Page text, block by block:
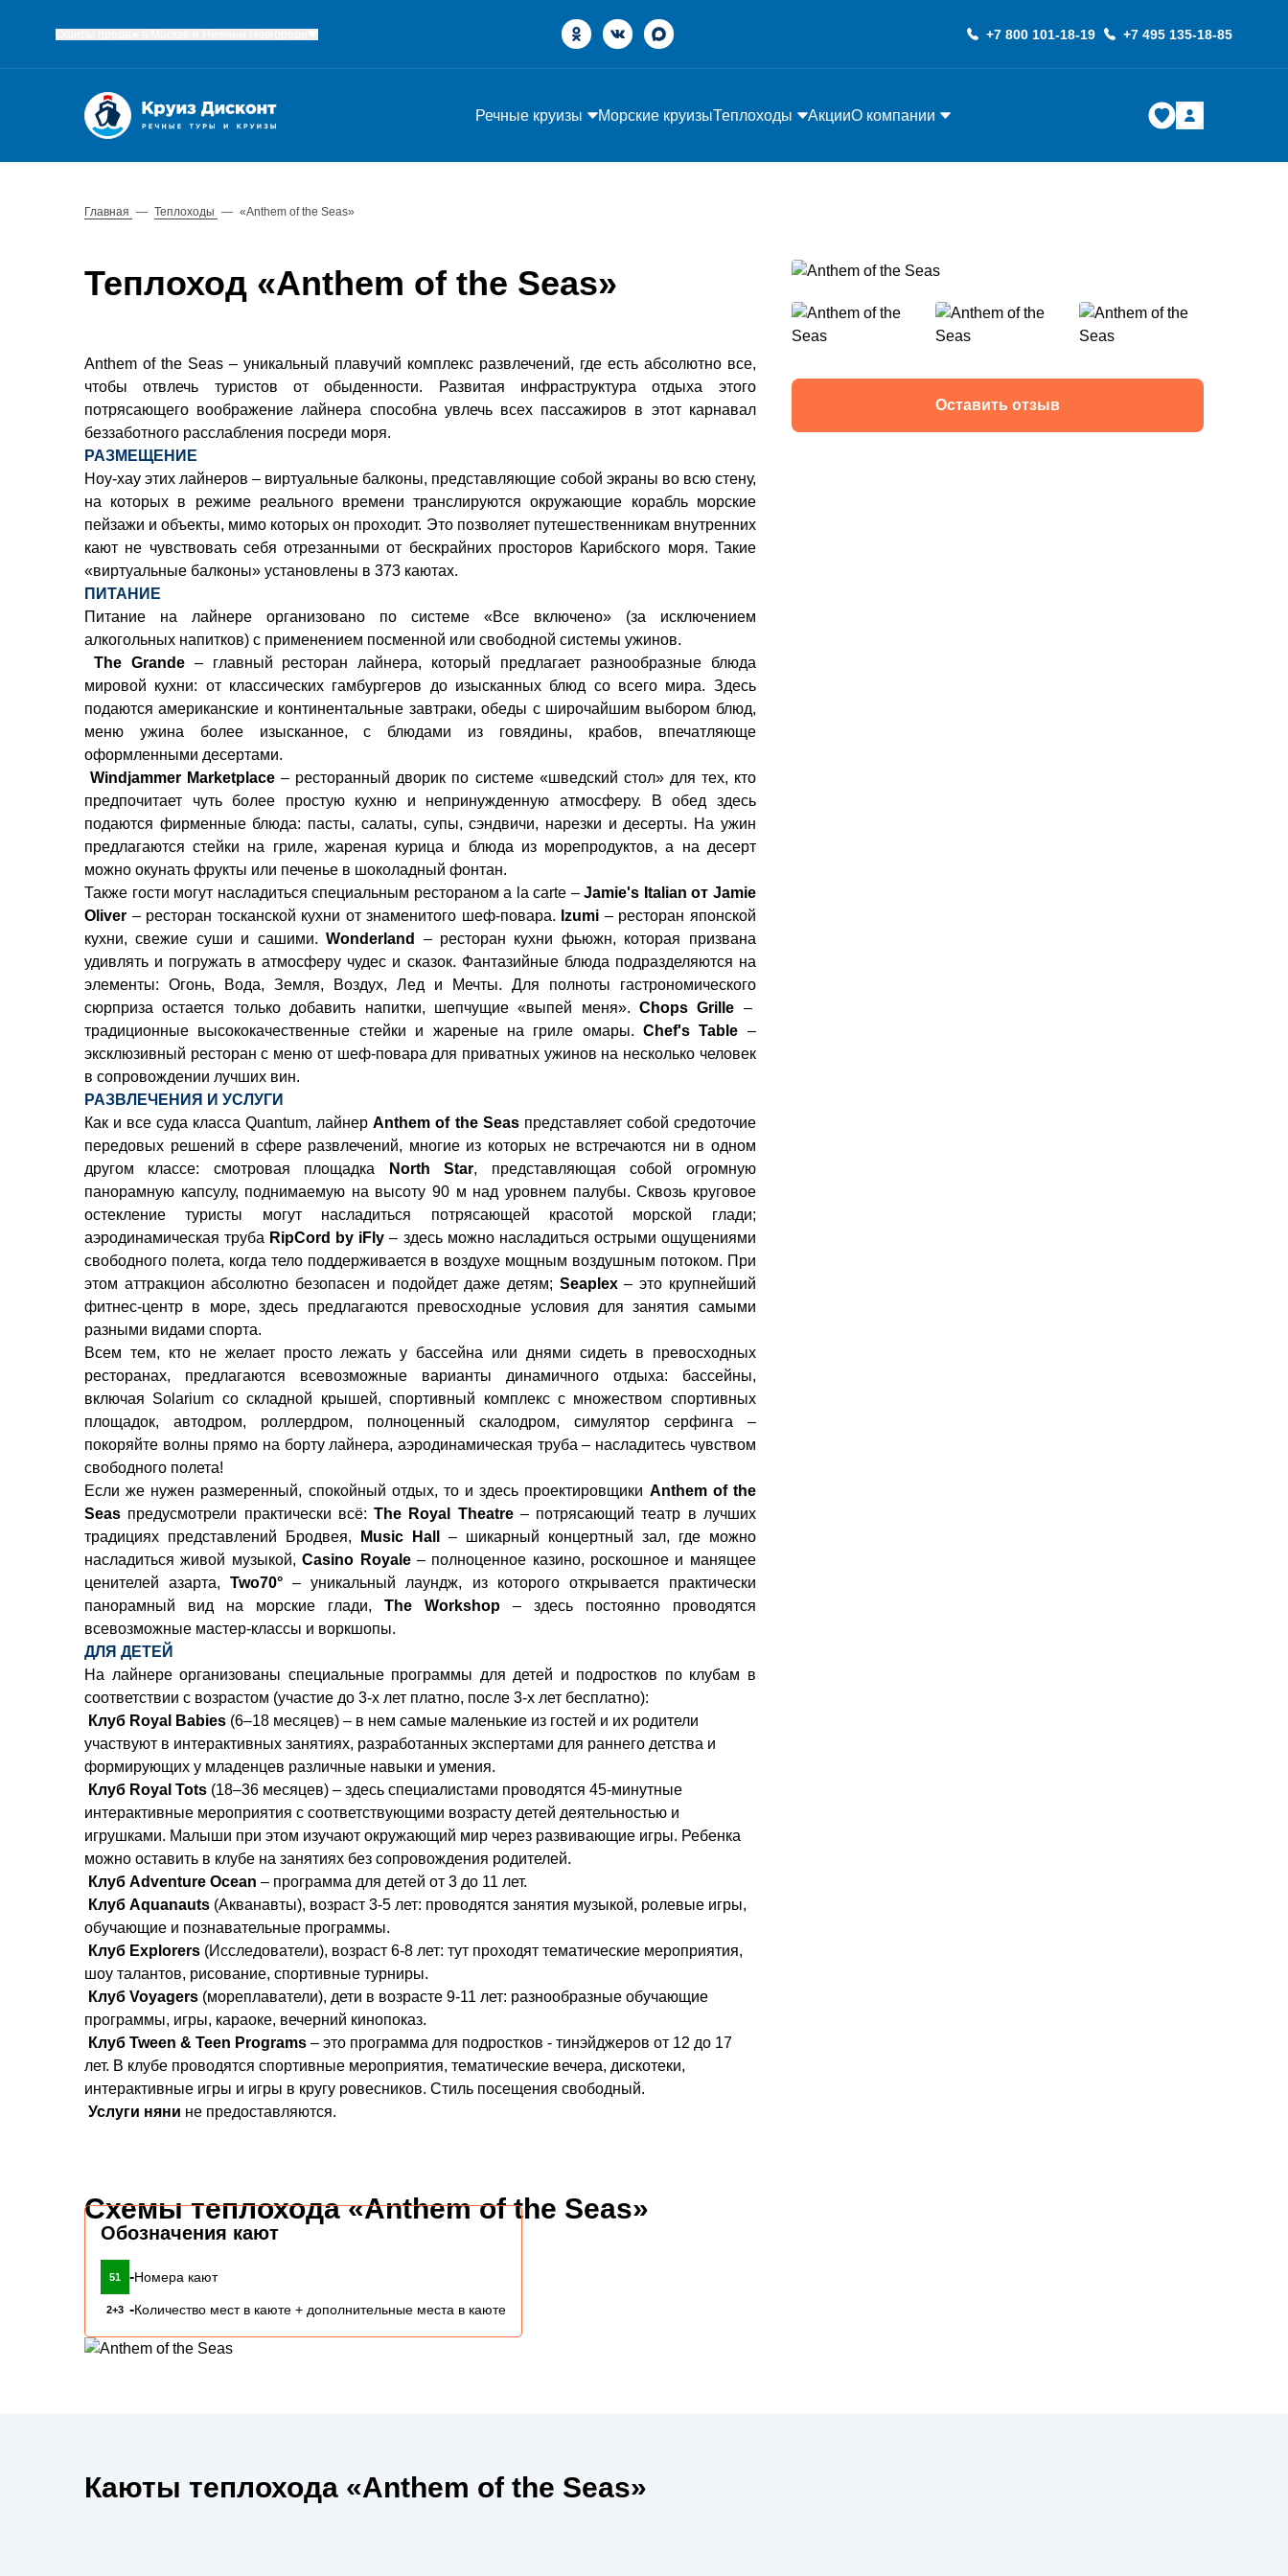
+7 800 101-18-19 +7 495 135-18-85
Речные круизы Морские круизыТеплоходы АкцииО компании
Главная — Теплоходы — «Anthem of the Seas»
Теплоход «Anthem of the Seas»
Anthem of the Seas – уникальный плавучий комплекс развлечений, где есть абсолютно все,
чтобы отвлечь туристов от обыденности. Развитая инфраструктура отдыха этого
потрясающего воображение лайнера способна увлечь всех пассажиров в этот карнавал
беззаботного расслабления посреди моря.
РАЗМЕЩЕНИЕ
Ноу-хау этих лайнеров – виртуальные балконы, представляющие собой экраны во всю стену,
на которых в режиме реального времени транслируются окружающие корабль морские
пейзажи и объекты, мимо которых он проходит. Это позволяет путешественникам внутренних
кают не чувствовать себя отрезанными от бескрайних просторов Карибского моря. Такие
«виртуальные балконы» установлены в 373 каютах.
ПИТАНИЕ
Питание на лайнере организовано по системе «Все включено» (за исключением
алкогольных напитков) с применением посменной или свободной системы ужинов.
The Grande– главный ресторан лайнера, который предлагает разнообразные блюда
мировой кухни: от классических гамбургеров до изысканных блюд со всего мира. Здесь
подаются американские и континентальные завтраки, обеды с широчайшим выбором блюд,
меню ужина более изысканное, с блюдами из говядины, крабов, впечатляюще
оформленными десертами.
Windjammer Marketplace – ресторанный дворик по системе «шведский стол» для тех, кто
предпочитает чуть более простую кухню и непринужденную атмосферу. В обед здесь
подаются фирменные блюда: пасты, салаты, супы, сэндвичи, нарезки и десерты. На ужин
предлагаются стейки на гриле, жареная курица и блюда из морепродуктов, а на десерт
можно окунать фрукты или печенье в шоколадный фонтан.
Также гости могут насладиться специальным рестораном a la carte –Jamie's Italian от Jamie
Oliver – ресторан тосканской кухни от знаменитого шеф-повара. Izumi – ресторан японской
кухни, свежие суши и сашими.Wonderland
– ресторан кухни фьюжн, которая призвана
удивлять и погружать в атмосферу чудес и сказок. Фантазийные блюда подразделяются на
элементы: Огонь, Вода, Земля, Воздух, Лед и Мечты. Для полноты гастрономического
сюрприза остается только добавить напитки, шепчущие «выпей меня».Chops Grille –
традиционные высококачественные стейки и жареные на гриле омары.Chef's Table –
эксклюзивный ресторан с меню от шеф-повара для приватных ужинов на несколько человек
в сопровождении лучших вин.
РАЗВЛЕЧЕНИЯ И УСЛУГИ
Как и все суда класса Quantum, лайнерAnthem of the Seasпредставляет собой средоточие
передовых решений в сфере развлечений, многие из которых не встречаются ни в одном
другом классе: смотровая площадка
North Star, представляющая собой огромную
панорамную капсулу, поднимаемую на высоту 90 м над уровнем палубы. Сквозь круговое
остекление туристы могут насладиться потрясающей красотой морской глади;
аэродинамическая труба RipCord by iFly – здесь можно насладиться острыми ощущениями
свободного полета, когда тело поддерживается в воздухе мощным воздушным потоком. При
этом аттракцион абсолютно безопасен и подойдет даже детям; Seaplex– это крупнейший
фитнес-центр в море, здесь предлагаются превосходные условия для занятия самыми
разными видами спорта.
Всем тем, кто не желает просто лежать у бассейна или днями сидеть в превосходных
ресторанах, предлагаются всевозможные варианты динамичного отдыха: бассейны,
включая Solarium со складной крышей, спортивный комплекс с множеством спортивных
площадок, автодром, роллердром, полноценный скалодром, симулятор серфинга –
покоряйте волны прямо на борту лайнера, аэродинамическая труба – насладитесь чувством
свободного полета!
Если же нужен размеренный, спокойный отдых, то и здесь проектировщики Anthem of the
Seas предусмотрели практически всё:The Royal Theatre– потрясающий театр в лучших
традициях представлений Бродвея,
Music Hall
– шикарный концертный зал, где можно
насладиться живой музыкой,Casino Royale– полноценное казино, роскошное и манящее
ценителей азарта,Two70° – уникальный лаундж, из которого открывается практически
панорамный вид на морские глади, The Workshop– здесь постоянно проводятся
всевозможные мастер-классы и воркшопы.
ДЛЯ ДЕТЕЙ
На лайнере организованы специальные программы для детей и подростков по клубам в
соответствии с возрастом (участие до 3-х лет платно, после 3-х лет бесплатно):
Клуб Royal Babies (6–18 месяцев) – в нем самые маленькие из гостей и их родители
участвуют в интерактивных занятиях, разработанных экспертами для раннего детства и
формирующих у младенцев различные навыки и умения.
Клуб Royal Tots (18–36 месяцев) – здесь специалистами проводятся 45-минутные
интерактивные мероприятия с соответствующими возрасту детей деятельностью и
игрушками. Малыши при этом изучают окружающий мир через развивающие игры. Ребенка
можно оставить в клубе на занятиях без сопровождения родителей.
Клуб Adventure Ocean – программа для детей от 3 до 11 лет.
Клуб Aquanauts (Акванавты), возраст 3-5 лет: проводятся занятия музыкой, ролевые игры,
обучающие и познавательные программы.
Клуб Explorers (Исследователи), возраст 6-8 лет: тут проходят тематические мероприятия,
шоу талантов, рисование, спортивные турниры.
Клуб Voyagers (мореплаватели), дети в возрасте 9-11 лет: разнообразные обучающие
программы, игры, караоке, вечерний кинопоказ.
Клуб Tween & Teen Programs – это программа для подростков - тинэйджеров от 12 до 17
лет. В клубе проводятся спортивные мероприятия, тематические вечера, дискотеки,
интерактивные игры и игры в кругу ровесников. Стиль посещения свободный.
Услуги няни не предоставляются.
Оставить отзыв
Схемы теплохода «Anthem of the Seas»
Обозначения кают
51 -Номера кают
2+3 -Количество мест в каюте + дополнительные места в каюте
Каюты теплохода «Anthem of the Seas»